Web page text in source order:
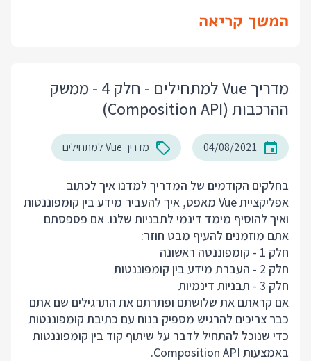
המשך קריאה
מדריך Vue למתחילים - חלק 4 - ממשק
ההרכבות (Composition API)
04/08/2021 מדריך Vue למתחילים
בחלקים הקודמים של המדריך למדנו איך לכתוב
אפליקציית Vue מאפס, איך להעביר מידע בין קומפוננטות
ואיך להוסיף מימד דינמי לתבניות שלנו. אם פספסתם
אתם מוזמנים להעיף מבט חוזר:
חלק 1 - קומפוננטה ראשונה
חלק 2 - העברת מידע בין קומפוננטות
חלק 3 - תבניות דינמיות
אם קראתם את שלושתם ופתרתם את התרגילים שם אתם
כבר צריכים להרגיש מספיק בנוח עם כתיבת קומפוננטות
כדי שנוכל להתחיל לדבר על שיתוף קוד בין קומפוננטות
באמצעות Composition API.